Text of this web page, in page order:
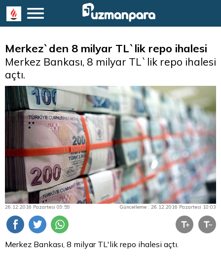
Merkez`den 8 milyar TL`lik repo ihalesi
Merkez Bankası, 8 milyar TL`lik repo ihalesi
açtı.
26.12.2016 Pazartesi 09:59 Güncelleme : 26.12.2016 Pazartesi 10:03
Merkez Bankası, 8 milyar TL'lik repo ihalesi açtı.